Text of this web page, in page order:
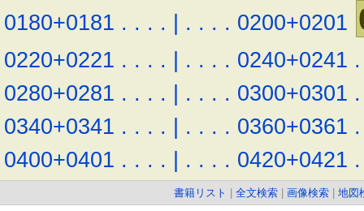
0180+0181 . . . . | . . . . 0200+0201
0220+0221 . . . . | . . . . 0240+0241 .
0280+0281 . . . . | . . . . 0300+0301 .
0340+0341 . . . . | . . . . 0360+0361 .
0400+0401 . . . . | . . . . 0420+0421 .
書籍リスト 全文検索 画像検索 地図